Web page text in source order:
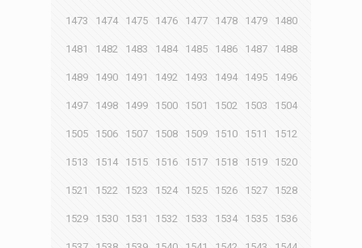
1473 1474 1475 1476 1477 1478 1479 1480
1481 1482 1483 1484 1485 1486 1487 1488
1489 1490 1491 1492 1493 1494 1495 1496
1497 1498 1499 1500 1501 1502 1503 1504
1505 1506 1507 1508 1509 1510 1511 1512
1513 1514 1515 1516 1517 1518 1519 1520
1521 1522 1523 1524 1525 1526 1527 1528
1529 1530 1531 1532 1533 1534 1535 1536